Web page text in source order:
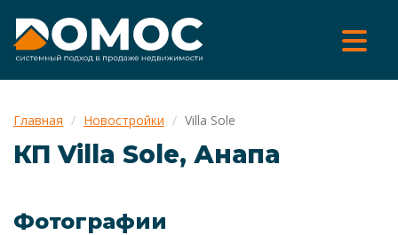
Главная Новостройки Villa Sole
КП Villa Sole, Анапа
Фотографии